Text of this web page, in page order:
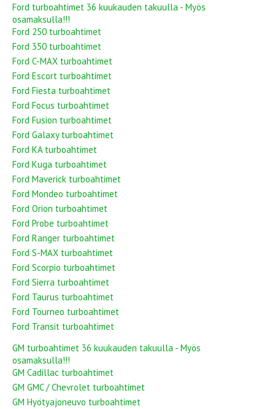
Ford turboahtimet 36 kuukauden takuulla - Myös
osamaksulla!!!
Ford 250 turboahtimet
Ford 350 turboahtimet
Ford C-MAX turboahtimet
Ford Escort turboahtimet
Ford Fiesta turboahtimet
Ford Focus turboahtimet
Ford Fusion turboahtimet
Ford Galaxy turboahtimet
Ford KA turboahtimet
Ford Kuga turboahtimet
Ford Maverick turboahtimet
Ford Mondeo turboahtimet
Ford Orion turboahtimet
Ford Probe turboahtimet
Ford Ranger turboahtimet
Ford S-MAX turboahtimet
Ford Scorpio turboahtimet
Ford Sierra turboahtimet
Ford Taurus turboahtimet
Ford Tourneo turboahtimet
Ford Transit turboahtimet
GM turboahtimet 36 kuukauden takuulla - Myös
osamaksulla!!!
GM Cadillac turboahtimet
GM GMC / Chevrolet turboahtimet
GM Hyötyajoneuvo turboahtimet